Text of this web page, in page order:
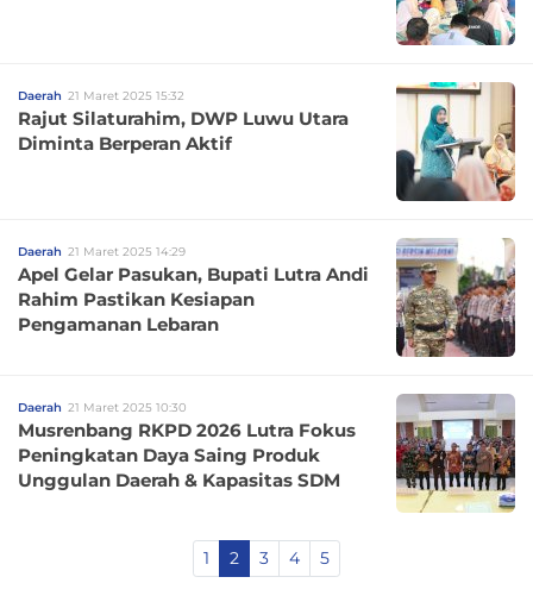
Daerah 21 Maret 2025 15:32
Rajut Silaturahim, DWP Luwu Utara
Diminta Berperan Aktif
Daerah 21 Maret 2025 14:29
Apel Gelar Pasukan, Bupati Lutra Andi
Rahim Pastikan Kesiapan
Pengamanan Lebaran
Daerah 21 Maret 2025 10:30
Musrenbang RKPD 2026 Lutra Fokus
Peningkatan Daya Saing Produk
Unggulan Daerah & Kapasitas SDM
1 2 3 4 5